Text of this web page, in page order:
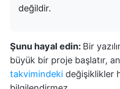
değildir.
Şunu hayal edin: Bir
büyük bir proje başlatır,
takvimindeki değişiklikler